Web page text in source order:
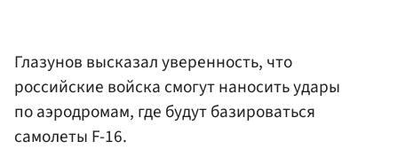
Глазунов высказал уверенность, что
российские войска смогут наносить удары
по аэродромам, где будут базироваться
самолеты F-16.